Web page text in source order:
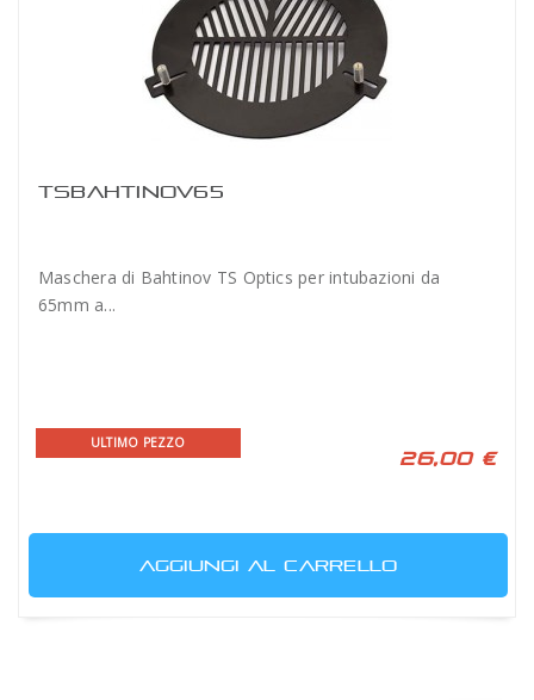
TSBAHTINOV65
Maschera di Bahtinov TS Optics per intubazioni da
65mm a...
ULTIMO PEZZO
26,00 €
AGGIUNGI AL CARRELLO